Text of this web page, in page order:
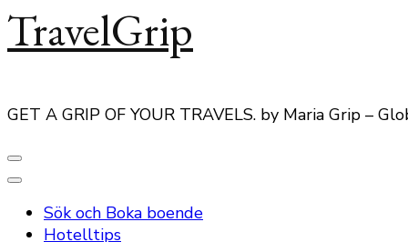
TravelGrip
GET A GRIP OF YOUR TRAVELS. by Maria Grip –
Sök och Boka boende
Hotelltips